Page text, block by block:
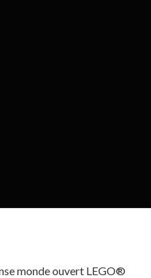
monde ouvert LEGO®